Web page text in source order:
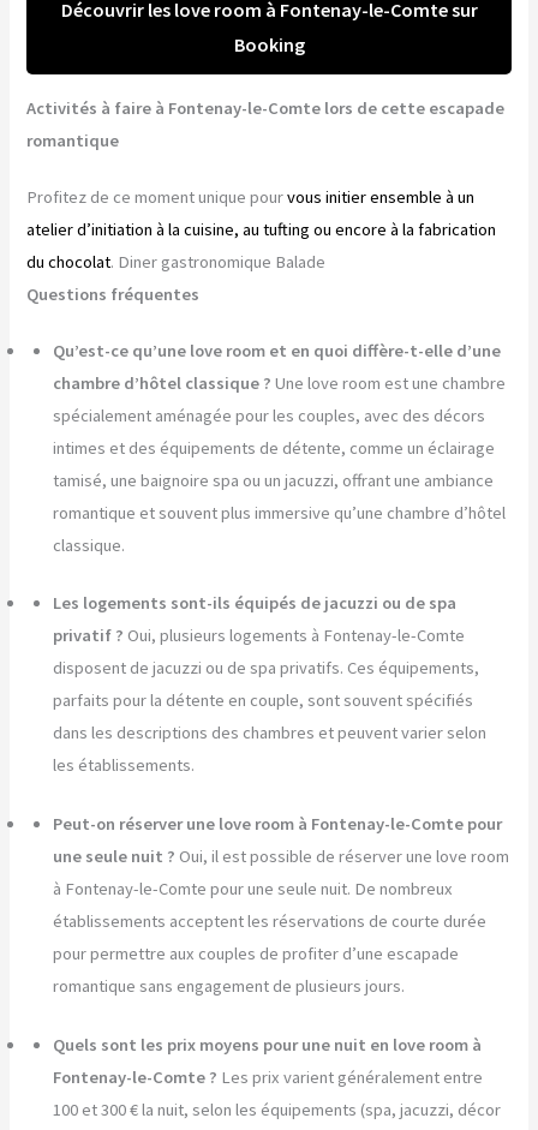
Découvrir les love room à Fontenay-le-Comte sur
Booking
Activités à faire à Fontenay-le-Comte lors de cette escapade
romantique
Profitez de ce moment unique pourvous initier ensemble à un
atelier d’initiation à la cuisine, au tufting ou encore à la fabrication
du chocolat. Diner gastronomique Balade
Questions fréquentes
Qu’est-ce qu’une love room et en quoi diffère-t-elle d’une
chambre d’hôtel classique ? Une love room est une chambre
spécialement aménagée pour les couples, avec des décors
intimes et des équipements de détente, comme un éclairage
tamisé, une baignoire spa ou un jacuzzi, offrant une ambiance
romantique et souvent plus immersive qu’une chambre d’hôtel
classique.
Les logements sont-ils équipés de jacuzzi ou de spa
privatif ? Oui, plusieurs logements à Fontenay-le-Comte
disposent de jacuzzi ou de spa privatifs. Ces équipements,
parfaits pour la détente en couple, sont souvent spécifiés
dans les descriptions des chambres et peuvent varier selon
les établissements.
Peut-on réserver une love room à Fontenay-le-Comte pour
une seule nuit ? Oui, il est possible de réserver une love room
à Fontenay-le-Comte pour une seule nuit. De nombreux
établissements acceptent les réservations de courte durée
pour permettre aux couples de profiter d’une escapade
romantique sans engagement de plusieurs jours.
Quels sont les prix moyens pour une nuit en love room à
Fontenay-le-Comte ? Les prix varient généralement entre
100 et 300 € la nuit, selon les équipements (spa, jacuzzi, décor